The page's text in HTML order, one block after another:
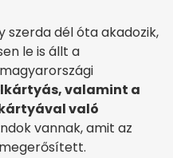
szerda dél óta akadozik,
le is állt a
valamint a
való
vannak, amit az